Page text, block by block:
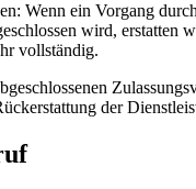
Wenn ein Vorgang
wird, erstatten
vollständig.
der